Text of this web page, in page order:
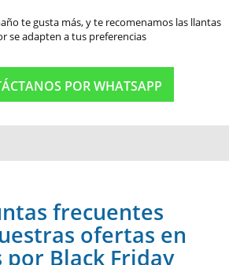
te gusta más, y te recomenamos las llantas
se adapten a tus preferencias
POR WHATSAPP
frecuentes
ofertas en
por Black Friday